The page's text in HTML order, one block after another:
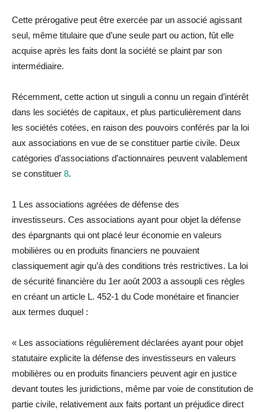
Cette prérogative peut être exercée par un associé agissant
seul, même titulaire que d’une seule part ou action, fût elle
acquise après les faits dont la société se plaint par son
intermédiaire.
Récemment, cette action ut singuli a connu un regain d’intérêt
dans les sociétés de capitaux, et plus particulièrement dans
les sociétés cotées, en raison des pouvoirs conférés par la loi
aux associations en vue de se constituer partie civile. Deux
catégories d’associations d’actionnaires peuvent valablement
se constituer 8.
1 Les associations agréées de défense des
investisseurs. Ces associations ayant pour objet la défense
des épargnants qui ont placé leur économie en valeurs
mobilières ou en produits financiers ne pouvaient
classiquement agir qu’à des conditions très restrictives. La loi
de sécurité financière du 1er août 2003 a assoupli ces règles
en créant un article L. 452-1 du Code monétaire et financier
aux termes duquel :
« Les associations régulièrement déclarées ayant pour objet
statutaire explicite la défense des investisseurs en valeurs
mobilières ou en produits financiers peuvent agir en justice
devant toutes les juridictions, même par voie de constitution de
partie civile, relativement aux faits portant un préjudice direct